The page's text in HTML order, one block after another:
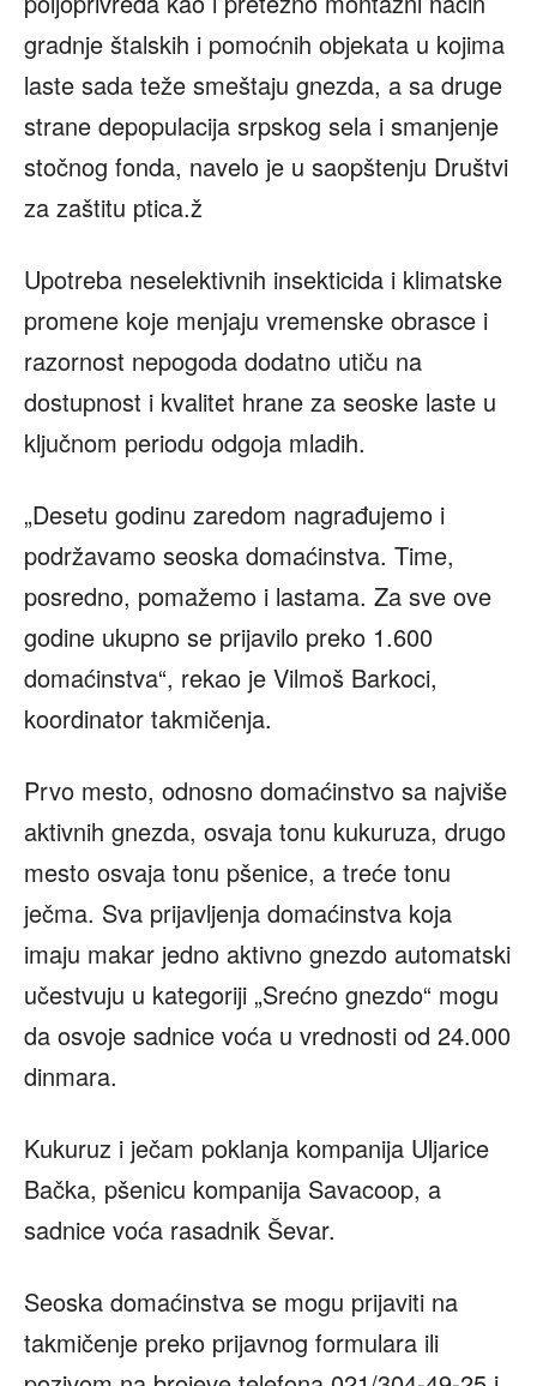
gradnje štalskih i pomoćnih objekata u kojima
laste sada teže smeštaju gnezda, a sa druge
strane depopulacija srpskog sela i smanjenje
stočnog fonda, navelo je u saopštenju Društvi
za zaštitu ptica.ž
Upotreba neselektivnih insekticida i klimatske
promene koje menjaju vremenske obrasce i
razornost nepogoda dodatno utiču na
dostupnost i kvalitet hrane za seoske laste u
ključnom periodu odgoja mladih.
„Desetu godinu zaredom nagrađujemo i
podržavamo seoska domaćinstva. Time,
posredno, pomažemo i lastama. Za sve ove
godine ukupno se prijavilo preko 1.600
domaćinstva“, rekao je Vilmoš Barkoci,
koordinator takmičenja.
Prvo mesto, odnosno domaćinstvo sa najviše
aktivnih gnezda, osvaja tonu kukuruza, drugo
mesto osvaja tonu pšenice, a treće tonu
ječma. Sva prijavljenja domaćinstva koja
imaju makar jedno aktivno gnezdo automatski
učestvuju u kategoriji „Srećno gnezdo“ mogu
da osvoje sadnice voća u vrednosti od 24.000
dinmara.
Kukuruz i ječam poklanja kompanija Uljarice
Bačka, pšenicu kompanija Savacoop, a
sadnice voća rasadnik Ševar.
Seoska domaćinstva se mogu prijaviti na
takmičenje preko prijavnog formulara ili